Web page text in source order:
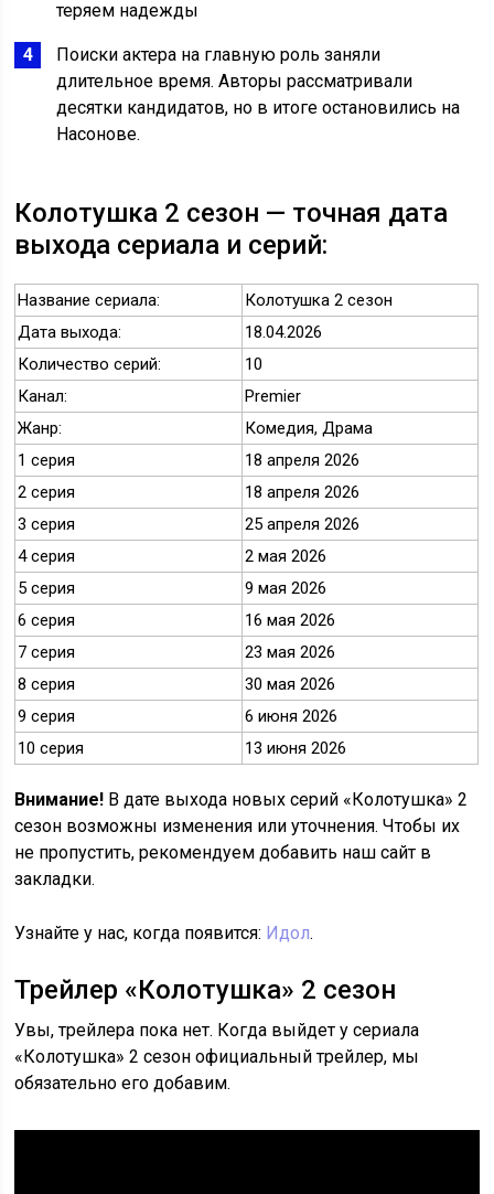
теряем надежды
Поиски актера на главную роль заняли
длительное время. Авторы рассматривали
десятки кандидатов, но в итоге остановились на
Насонове.
Колотушка 2 сезон — точная дата
выхода сериала и серий:
Название сериала:
Колотушка 2 сезон
Дата выхода:
18.04.2026
Количество серий:
10
Канал:
Premier
Жанр:
Комедия, Драма
1 серия
18 апреля 2026
2 серия
18 апреля 2026
3 серия
25 апреля 2026
4 серия
2 мая 2026
5 серия
9 мая 2026
6 серия
16 мая 2026
7 серия
23 мая 2026
8 серия
30 мая 2026
9 серия
6 июня 2026
10 серия
13 июня 2026
Внимание! В дате выхода новых серий «Колотушка» 2
сезон возможны изменения или уточнения. Чтобы их
не пропустить, рекомендуем добавить наш сайт в
закладки.
Узнайте у нас, когда появится: Идол.
Трейлер «Колотушка» 2 сезон
Увы, трейлера пока нет. Когда выйдет у сериала
«Колотушка» 2 сезон официальный трейлер, мы
обязательно его добавим.